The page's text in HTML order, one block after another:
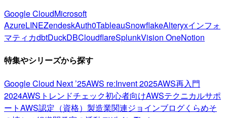
Google CloudMicrosoft
AzureLINEZendeskAuth0TableauSnowflakeAlteryxインフォ
マティカdbtDuckDBCloudflareSplunkVision OneNotion
特集やシリーズから探す
Google Cloud Next ’25AWS re:Invent 2025AWS再入門
2024AWSトレンドチェック初心者向けAWSテクニカルサポ
ートAWS認定（資格） 製造業関連ジョインブログくらめそ